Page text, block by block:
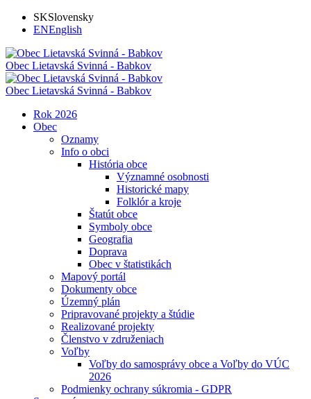
SKSlovensky
ENEnglish
Obec Lietavská Svinná - Babkov
Obec Lietavská Svinná - Babkov
Rok 2026
Obec
Oznamy
Info o obci
História obce
Významné osobnosti
Historické mapy
Folklór a kroje
Štatút obce
Symboly obce
Geografia
Doprava
Obec v štatistikách
Mapový portál
Dokumenty obce
Územný plán
Pripravované projekty a štúdie
Realizované projekty
Členstvo v združeniach
Voľby
Voľby do samosprávy obce a Voľby do VÚC
2026
Podmienky ochrany súkromia - GDPR